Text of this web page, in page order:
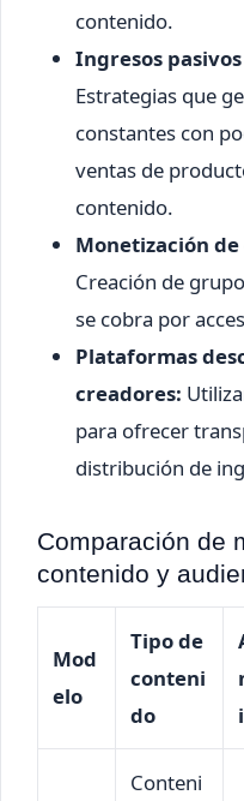
contenido.
Ingresos
Estrategias que
constantes con
ventas de
contenido.
Monetización
Creación de
se cobra por
Plataformas
creadores:
para ofrecer
distribución de
Comparación de
contenido y
Mod
elo
Tipo de
conteni
do
Conteni